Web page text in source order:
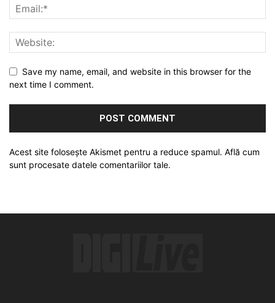
Save my name, email, and website in this browser for the
next time I comment.
Acest site folosește Akismet pentru a reduce spamul. Află cum
sunt procesate datele comentariilor tale.